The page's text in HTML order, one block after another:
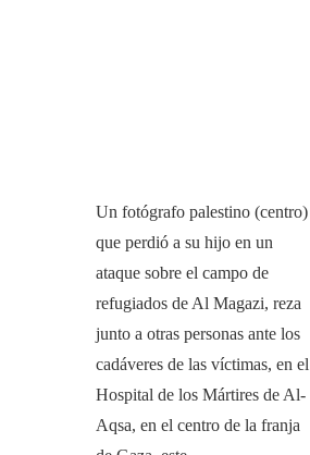
Un fotógrafo palestino (centro)
que perdió a su hijo en un
ataque sobre el campo de
refugiados de Al Magazi, reza
junto a otras personas ante los
cadáveres de las víctimas, en el
Hospital de los Mártires de Al-
Aqsa, en el centro de la franja